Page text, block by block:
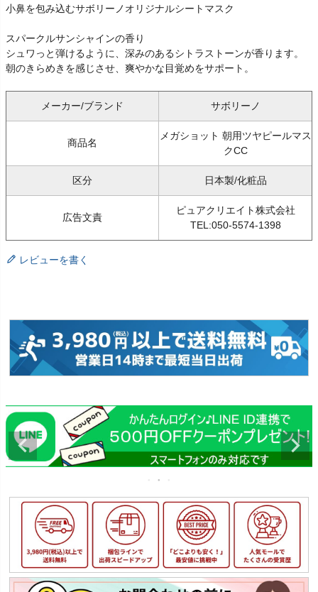
小鼻を包み込むサボリーノオリジナルシートマスク
スパークルサンシャインの香り
シュワっと弾けるように、深みのあるシトラストーンが香ります。
朝のきらめきを感じさせ、爽やかな目覚めをサポート。
メーカー/ブランド サボリーノ
商品名
メガショット 朝用ツヤピールマス
クCC
区分 日本製/化粧品
広告文責
ピュアクリエイト株式会社
TEL:050-5574-1398
レビューを書く